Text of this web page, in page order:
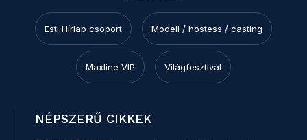
Esti Hírlap csoport Modell / hostess / casting
Maxline VIP Világfesztivál
NÉPSZERŰ CIKKEK